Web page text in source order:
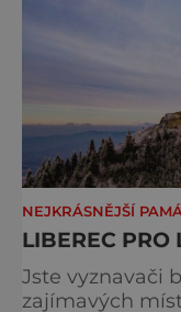
NEJKRÁSNĚJŠÍ
LIBEREC PRO
Jste vyznavači
zajímavých